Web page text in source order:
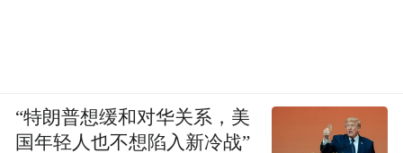
“特朗普想缓和对华关系，美
国年轻人也不想陷入新冷战”